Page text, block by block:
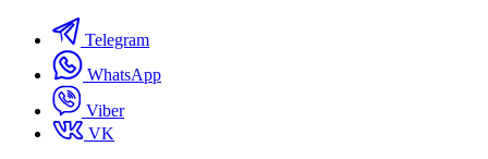
Telegram
WhatsApp
Viber
VK